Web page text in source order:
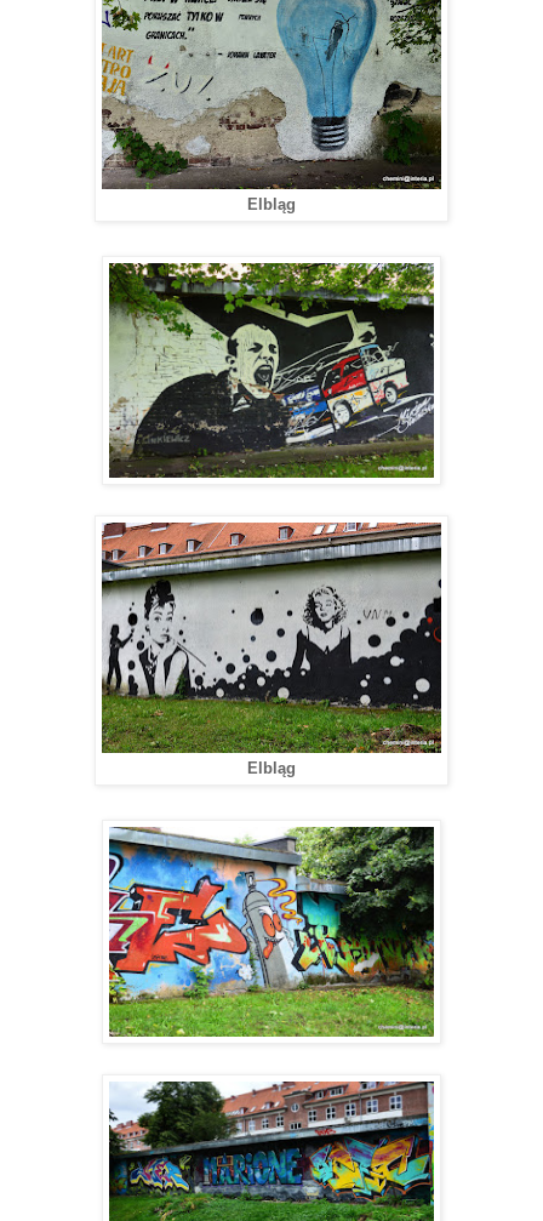
Elbląg
Elbląg